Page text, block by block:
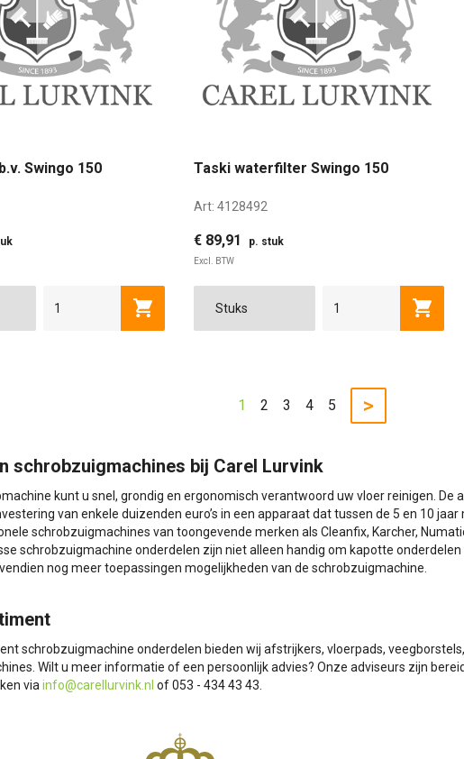
Swingo 150
Toevoegen aan winkelwagen
Taski waterfilter Swingo 150
Art: 4128492
€ 89,91 p. stuk
Excl. BTW
1 2 3 4 5 >
schrobzuigmachines bij Carel Lurvink
kunt u snel, grondig en ergonomisch verantwoord uw vloer reinigen. De
van enkele duizenden euro’s in een apparaat dat tussen de 5 en 10
schrobzuigmachines van toongevende merken als Cleanfix, Karcher,
schrobzuigmachine onderdelen zijn niet alleen handig om kapotte
nog meer toepassingen mogelijkheden van de schrobzuigmachine.
schrobzuigmachine onderdelen bieden wij afstrijkers, vloerpads,
Wilt u meer informatie of een persoonlijk advies? Onze adviseurs zijn
via info@carellurvink.nl of 053 - 434 43 43.